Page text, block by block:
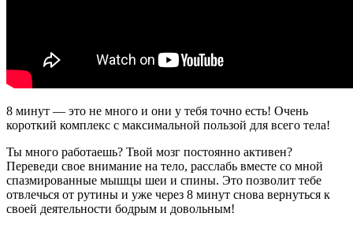
8 минут — это не много и они у тебя точно есть! Очень
короткий комплекс с максимальной пользой для всего тела!
Ты много работаешь? Твой мозг постоянно активен?
Переведи свое внимание на тело, расслабь вместе со мной
спазмированные мышцы шеи и спины. Это позволит тебе
отвлечься от рутины и уже через 8 минут снова вернуться к
своей деятельности бодрым и довольным!